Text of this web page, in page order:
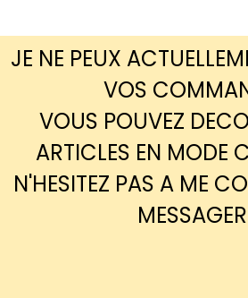
JE NE PEUX
VOS
VOUS POUVEZ
ARTICLES EN MODE
N'HESITEZ PAS A ME